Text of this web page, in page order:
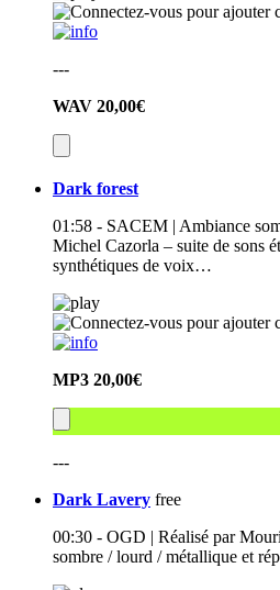
---
WAV 20,00€
Dark forest
01:58 - SACEM | Ambiance
Michel Cazorla – suite de sons
synthétiques de voix…
MP3 20,00€
---
Dark Lavery free
00:30 - OGD | Réalisé par
sombre / lourd / métallique et